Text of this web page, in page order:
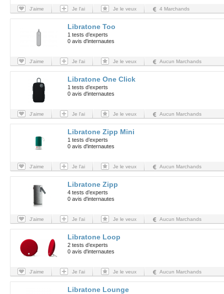
J'aime Je l'ai Je le veux 4 Marchands
Libratone Too
1 tests d’experts
0 avis d'internautes
J'aime Je l'ai Je le veux Aucun Marchands
Libratone One Click
1 tests d’experts
0 avis d'internautes
J'aime Je l'ai Je le veux Aucun Marchands
Libratone Zipp Mini
1 tests d’experts
0 avis d'internautes
J'aime Je l'ai Je le veux Aucun Marchands
Libratone Zipp
4 tests d’experts
0 avis d'internautes
J'aime Je l'ai Je le veux Aucun Marchands
Libratone Loop
2 tests d’experts
0 avis d'internautes
J'aime Je l'ai Je le veux Aucun Marchands
Libratone Lounge